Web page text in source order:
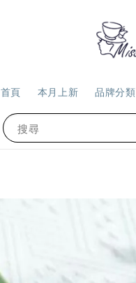
搜尋
首頁 本月上新 品牌分類